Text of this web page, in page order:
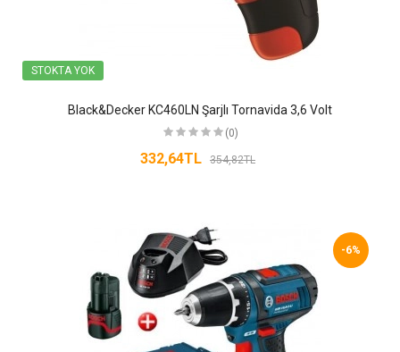
STOKTA YOK
Black&Decker KC460LN Şarjlı Tornavida 3,6 Volt
(0)
332,64TL 354,82TL
-6%